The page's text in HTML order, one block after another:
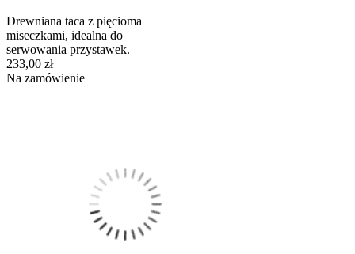
Drewniana taca z pięcioma
miseczkami, idealna do
serwowania przystawek.
233,00 zł
Na zamówienie